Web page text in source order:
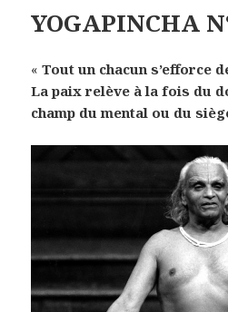
YOGAPINCHA
« Tout un chacun s’efforce
La paix relève à la fois du
champ du mental ou du